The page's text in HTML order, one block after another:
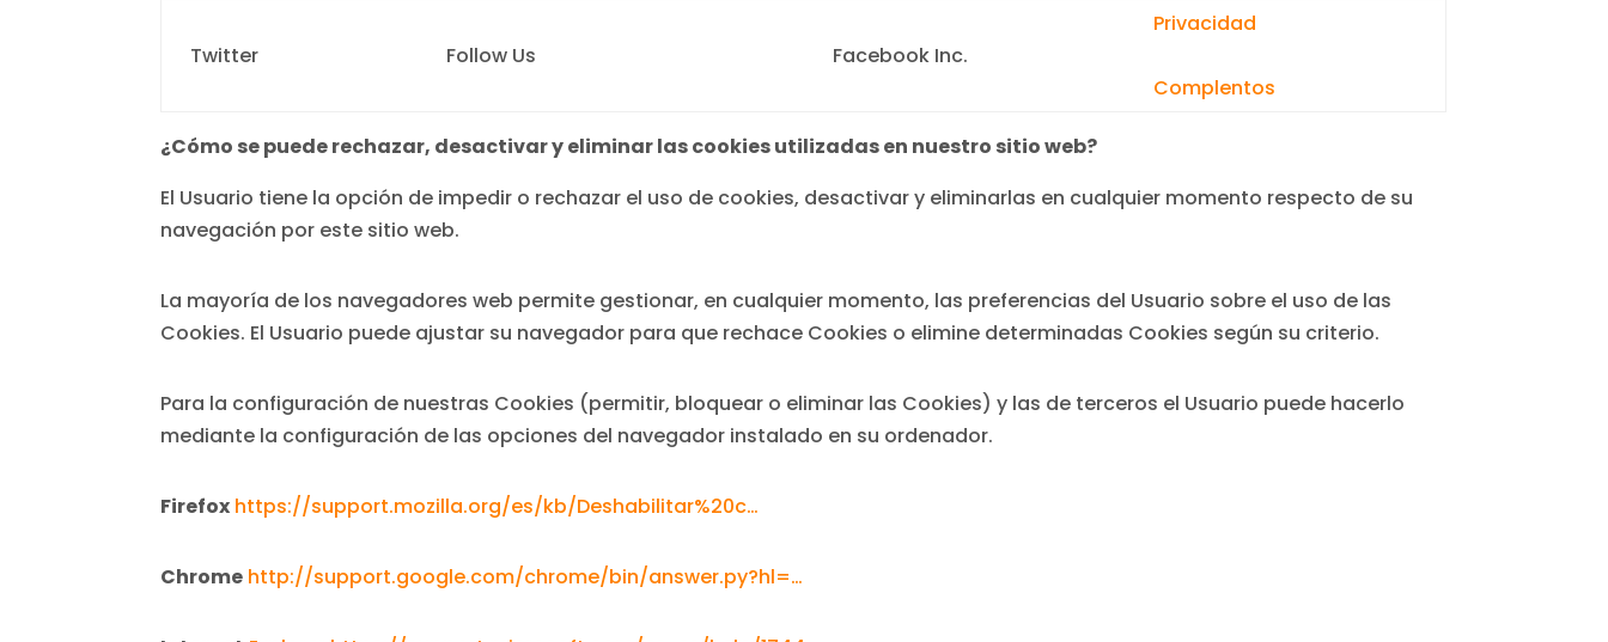
Twitter Follow Us Facebook Inc.
Privacidad
Complentos
¿Cómo se puede rechazar, desactivar y eliminar las cookies utilizadas en nuestro sitio web?
El Usuario tiene la opción de impedir o rechazar el uso de cookies, desactivar y eliminarlas en cualquier momento respecto de su
navegación por este sitio web.
La mayoría de los navegadores web permite gestionar, en cualquier momento, las preferencias del Usuario sobre el uso de las
Cookies. El Usuario puede ajustar su navegador para que rechace Cookies o elimine determinadas Cookies según su criterio.
Para la configuración de nuestras Cookies (permitir, bloquear o eliminar las Cookies) y las de terceros el Usuario puede hacerlo
mediante la configuración de las opciones del navegador instalado en su ordenador.
Firefox https://support.mozilla.org/es/kb/Deshabilitar%20c…
Chrome http://support.google.com/chrome/bin/answer.py?hl=…